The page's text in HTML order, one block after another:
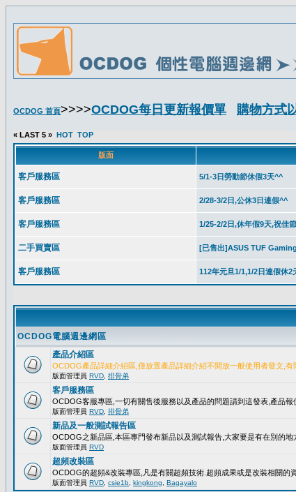
OCDOG 首頁>>>>OCDOG每日更新報價單 購物方式
OCDOG電腦週邊網區
產品介紹區
OCDOG產品詳細介紹區,僅放置產品詳細介紹不開放一般使用者發文,有
版面管理員 RVD 排骨弟
客戶服務區
OCDOG客服專區,一切有關售後服務以及產品的問題請到這發表,產品
版面管理員 RVD 排骨弟
新品及一般測試報告區
OCDOG之新品區,本區專門發布新品以及測試報告,大家要是有在別的地
版面管理員 RVD
超頻改裝區
OCDOG的超頻&改裝專區,凡是有關超頻技術.超頻成果或是改裝相關的
版面管理員 RVD csie1b kingkong Bagayalo